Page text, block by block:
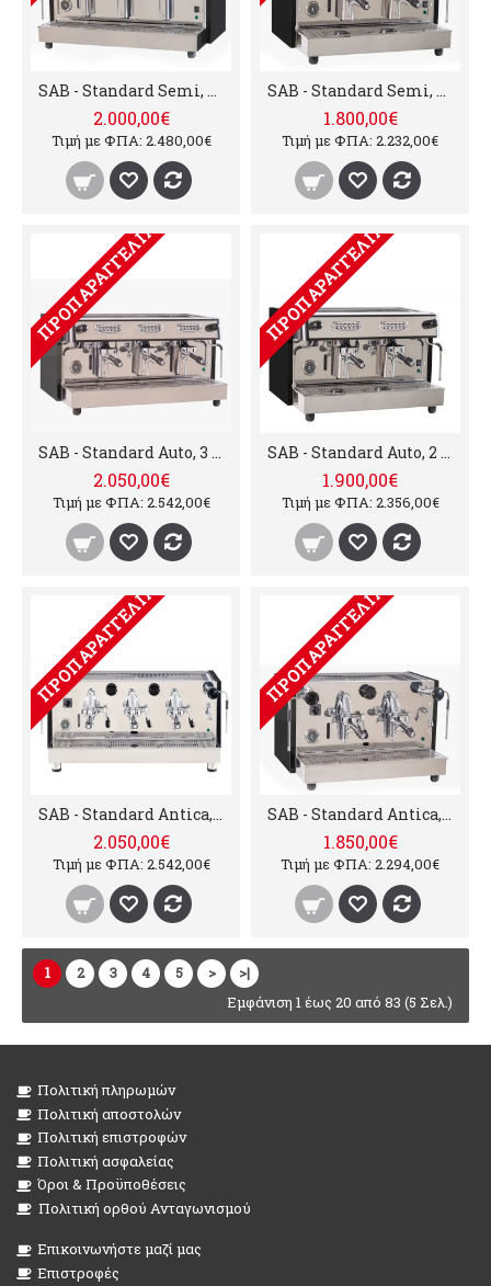
SAB - Standard Semi, 3 groups
2.000,00€
Τιμή με ΦΠΑ: 2.480,00€
SAB - Standard Semi, 2 groups
1.800,00€
Τιμή με ΦΠΑ: 2.232,00€
ΠΡΟΠΑΡΑΓΓΕΛΊΑ
SAB - Standard Auto, 3 groups
2.050,00€
Τιμή με ΦΠΑ: 2.542,00€
ΠΡΟΠΑΡΑΓΓΕΛΊΑ
SAB - Standard Auto, 2 groups
1.900,00€
Τιμή με ΦΠΑ: 2.356,00€
ΠΡΟΠΑΡΑΓΓΕΛΊΑ
SAB - Standard Antica, 3 groups
2.050,00€
Τιμή με ΦΠΑ: 2.542,00€
ΠΡΟΠΑΡΑΓΓΕΛΊΑ
SAB - Standard Antica, 2 groups
1.850,00€
Τιμή με ΦΠΑ: 2.294,00€
1 2 3 4 5 >
>|
Εμφάνιση 1 έως 20 από 83 (5 Σελ.)
Πολιτική πληρωμών
Πολιτική αποστολών
Πολιτική επιστροφών
Πολιτική ασφαλείας
Όροι & Προϋποθέσεις
Πολιτική ορθού Ανταγωνισμού
Επικοινωνήστε μαζί μας
Επιστροφές